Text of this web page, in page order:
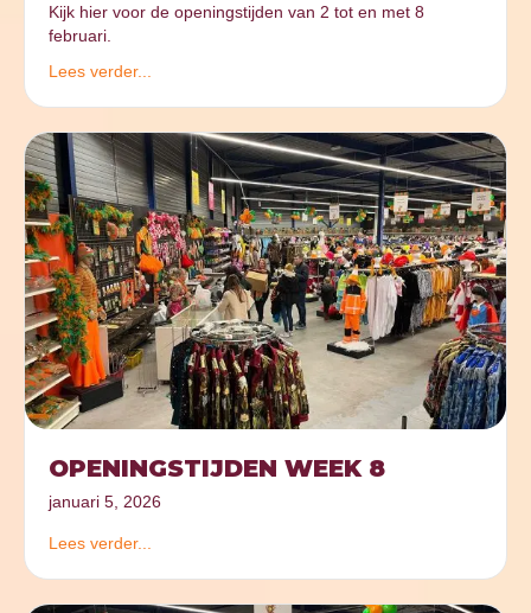
Kijk hier voor de openingstijden van 2 tot en met 8
februari.
Lees verder...
OPENINGSTIJDEN WEEK 8
januari 5, 2026
Lees verder...